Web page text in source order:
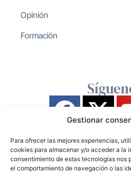
Gestionar
Para ofrecer las mejores experiencias,
cookies para almacenar y/o acceder a la
consentimiento de estas tecnologías nos
el comportamiento de navegación o las
Opinión
Formación